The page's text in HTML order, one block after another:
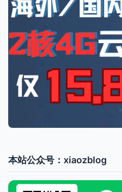
本站公众号：xiaozblog